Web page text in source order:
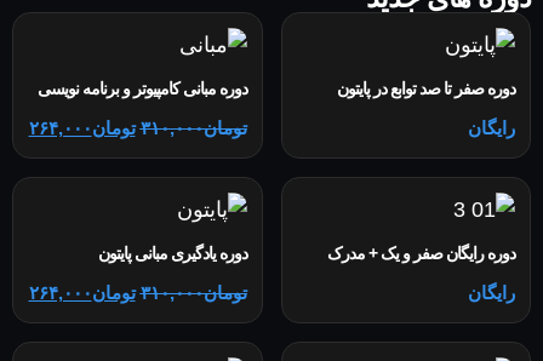
دوره صفر تا صد توابع در پایتون
رایگان
دوره مبانی کامپیوتر و برنامه نویسی
تومان۳۱۰,۰۰۰ تومان۲۶۴,۰۰۰
دوره رایگان صفر و یک + مدرک
رایگان
دوره یادگیری مبانی پایتون
تومان۳۱۰,۰۰۰ تومان۲۶۴,۰۰۰